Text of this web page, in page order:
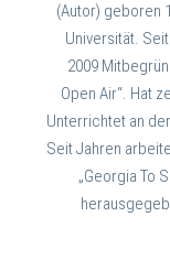
(Autor) geboren
Universität.
2009
Open Air“. Hat
Unterrichtet an
Seit Jahren
„Georgia To